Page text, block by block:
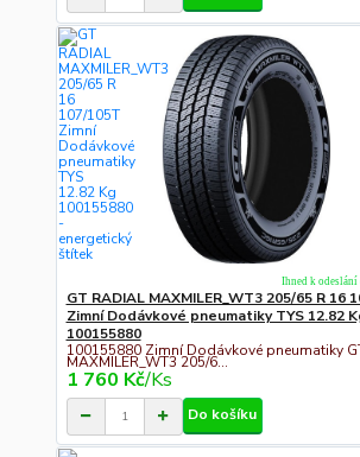
GT RADIAL MAXMILER_WT3 205/65 R 16
Zimní Dodávkové pneumatiky TYS 12.82
100155880
100155880 Zimní Dodávkové pneumatiky
MAXMILER_WT3 205/6...
1 760 Kč/Ks
Ihned k
Do košíku